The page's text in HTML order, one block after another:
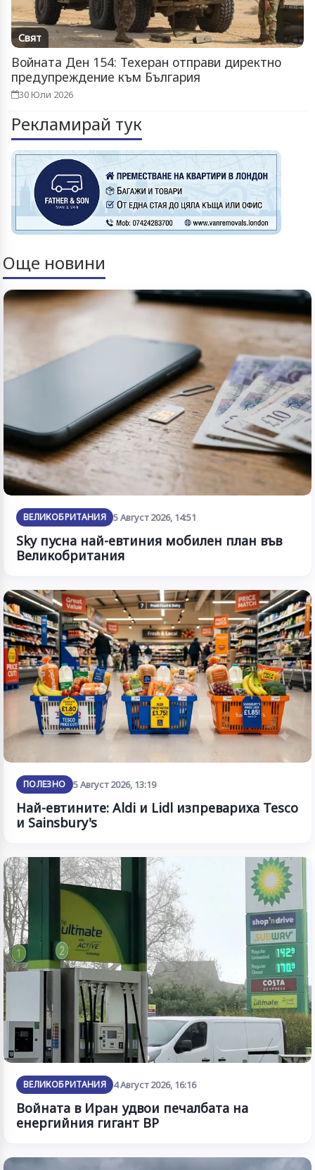
Свят
Войната Ден 154: Техеран отправи директно
предупреждение към България
30 Юли 2026
Рекламирай тук
Още новини
ВЕЛИКОБРИТАНИЯ 5 Август 2026, 14:51
Sky пусна най-евтиния мобилен план във
Великобритания
ПОЛЕЗНО 5 Август 2026, 13:19
Най-евтините: Aldi и Lidl изпревариха Tesco
и Sainsbury's
ВЕЛИКОБРИТАНИЯ 4 Август 2026, 16:16
Войната в Иран удвои печалбата на
енергийния гигант BP